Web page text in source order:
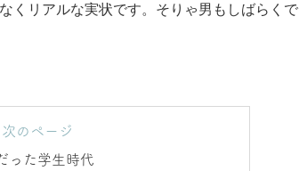
くリアルな実状です。そりゃ男もしばらくで
次のページ
った学生時代